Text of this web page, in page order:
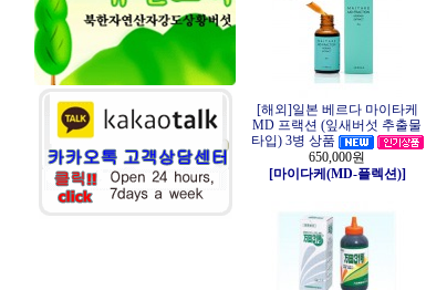
[해외]일본 베르다 마이타케
MD 프랙션 (잎새버섯 추출물
타입) 3병 상품
650,000원
[마이다케(MD-플렉션)]